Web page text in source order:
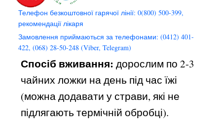
Телефон безкоштовної гарячої лінії: 0(800) 500-399,
рекомендації лікаря
Замовлення приймаються за телефонами: (0412) 401-
422, (068) 28-50-248 (Viber, Telegram)
Спосіб вживання: дорослим по 2-3
чайних ложки на день під час їжі
(можна додавати у страви, які не
підлягають термічній обробці).